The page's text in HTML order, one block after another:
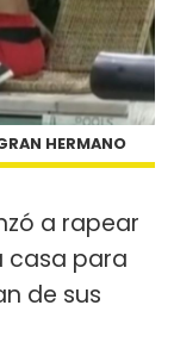
HERMANO
a rapear
casa para
de sus